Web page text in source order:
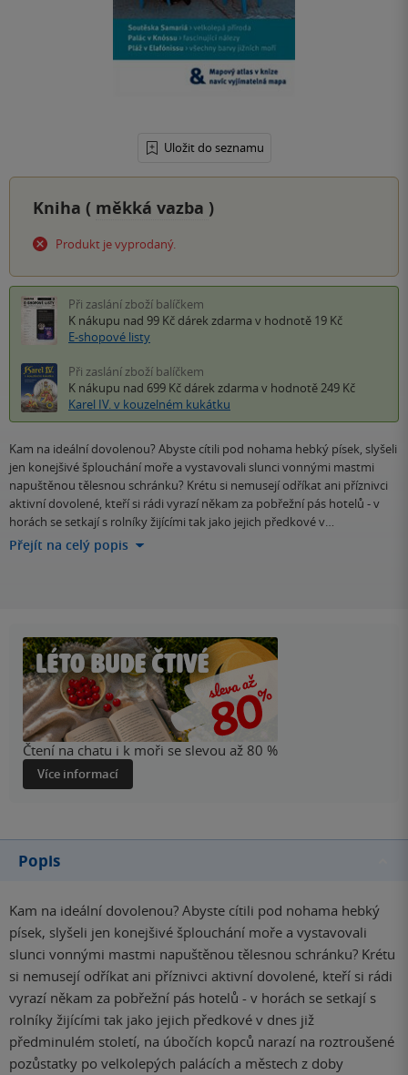
Uložit do seznamu
Kniha ( měkká vazba )
Produkt je vyprodaný.
Při zaslání zboží balíčkem
K nákupu nad 99 Kč dárek zdarma v hodnotě 19 Kč
E-shopové listy
Při zaslání zboží balíčkem
K nákupu nad 699 Kč dárek zdarma v hodnotě 249 Kč
Karel IV. v kouzelném kukátku
Kam na ideální dovolenou? Abyste cítili pod nohama hebký písek, slyšeli
jen konejšivé šplouchání moře a vystavovali slunci vonnými mastmi
napuštěnou tělesnou schránku? Krétu si nemusejí odříkat ani příznivci
aktivní dovolené, kteří si rádi vyrazí někam za pobřežní pás hotelů - v
horách se setkají s rolníky žijícími tak jako jejich předkové v…
Přejít na celý popis
Čtení na chatu i k moři se slevou až 80 %
Více informací
Popis
Kam na ideální dovolenou? Abyste cítili pod nohama hebký
písek, slyšeli jen konejšivé šplouchání moře a vystavovali
slunci vonnými mastmi napuštěnou tělesnou schránku? Krétu
si nemusejí odříkat ani příznivci aktivní dovolené, kteří si rádi
vyrazí někam za pobřežní pás hotelů - v horách se setkají s
rolníky žijícími tak jako jejich předkové v dnes již
předminulém století, na úbočích kopců narazí na roztroušené
pozůstatky po velkolepých palácích a městech z doby